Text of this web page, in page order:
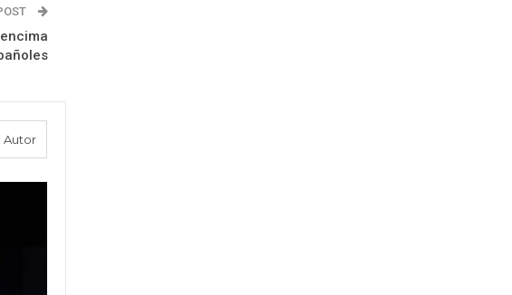
Autor